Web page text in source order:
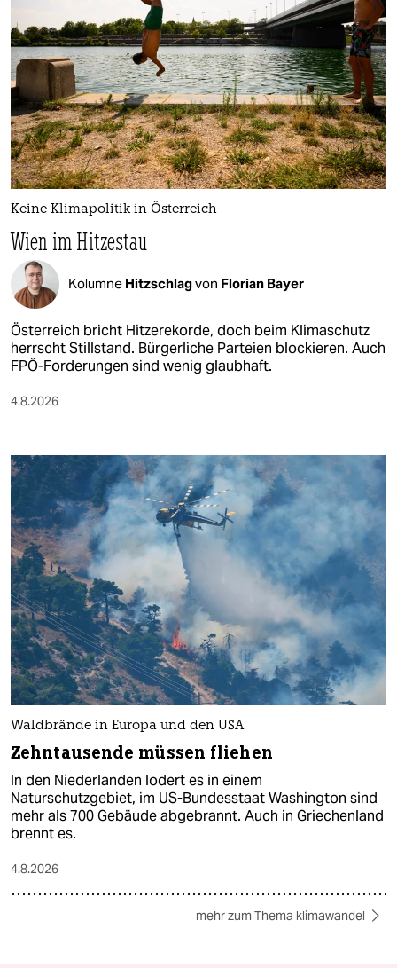
Keine Klimapolitik in Österreich
Wien im Hitzestau
Kolumne Hitzschlagvon Florian Bayer
Österreich bricht Hitzerekorde, doch beim Klimaschutz
herrscht Stillstand. Bürgerliche Parteien blockieren. Auch
FPÖ-Forderungen sind wenig glaubhaft.
4.8.2026
Waldbrände in Europa und den USA
Zehntausende müssen fliehen
In den Niederlanden lodert es in einem
Naturschutzgebiet, im US-Bundesstaat Washington sind
mehr als 700 Gebäude abgebrannt. Auch in Griechenland
brennt es.
4.8.2026
mehr zum Thema klimawandel